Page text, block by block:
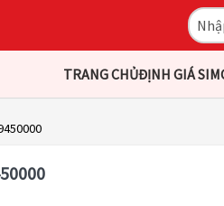
TRANG CHỦĐỊNH GIÁ SIM